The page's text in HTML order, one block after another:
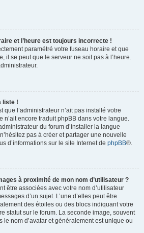
et l’heure est toujours incorrecte !
paramétré votre fuseau horaire et que
il se peut que le serveur ne soit pas à l’heure.
liste !
que l’administrateur n’ait pas installé votre
n’ait encore traduit phpBB dans votre langue.
du forum d’installer la langue
pas à créer et partager une nouvelle
d’informations sur le site Internet de phpBB®.
à proximité de mon nom d’utilisateur ?
être associées avec votre nom d’utilisateur
d’un sujet. L’une d’elles peut être
des étoiles ou des blocs indiquant votre
statut sur le forum. La seconde image, souvent
le nom d’avatar et généralement est unique ou